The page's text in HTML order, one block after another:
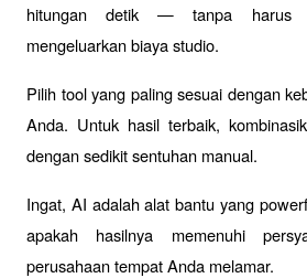
hitungan detik — tanpa harus
mengeluarkan biaya studio.
Pilih tool yang paling sesuai dengan
Anda. Untuk hasil terbaik,
dengan sedikit sentuhan manual.
Ingat, AI adalah alat bantu yang
apakah hasilnya memenuhi
perusahaan tempat Anda melamar.